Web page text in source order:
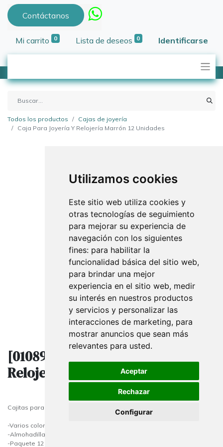
Utilizamos cookies
Este sitio web utiliza cookies y
otras tecnologías de seguimiento
para mejorar su experiencia de
navegación con los siguientes
fines: para habilitar la
funcionalidad básica del sitio web,
para brindar una mejor
experiencia en el sitio web, medir
su interés en nuestros productos
y servicios y personalizar las
interacciones de marketing, para
mostrar anuncios que sean más
relevantes para usted.
Aceptar
Rechazar
Configurar
Contáctanos
Mi carrito 0 Lista de deseos 0 Identificarse
Todos los productos
Cajas de joyería
Caja Para Joyería Y Relojería Marrón 12 Unidades
[010897] Caja Para Joyería Y
Relojería Marrón 12 Unidades
Cajitas para relojes o pulseras.
-Varios colores
-Almohadilla incluida
-Paquete 12 unidades